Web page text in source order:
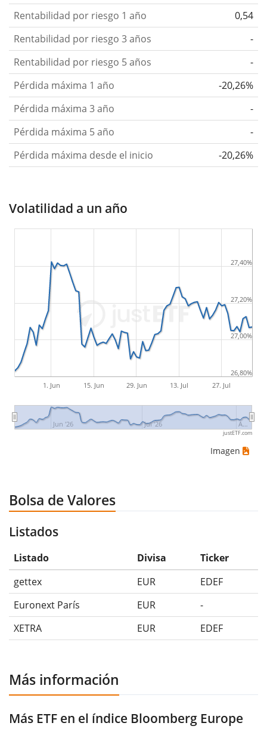
Rentabilidad por riesgo 1 año
0,54
Rentabilidad por riesgo 3 años
-
Rentabilidad por riesgo 5 años
-
Pérdida máxima 1 año
-20,26%
Pérdida máxima 3 año
-
Pérdida máxima 5 año
-
Pérdida máxima desde el inicio
-20,26%
Volatilidad a un año
1. Jun 15. Jun 29. Jun 13. Jul 27. Jul
Jun '26 Jul '26 A…
26,80%
27,00%
27,20%
27,40%
justETF.com
Imagen
Bolsa de Valores
Listados
Listado Divisa
Ticker
gettex
EUR
EDEF
Euronext París
EUR
-
XETRA
EUR EDEF
Más información
Más ETF en el índice Bloomberg Europe